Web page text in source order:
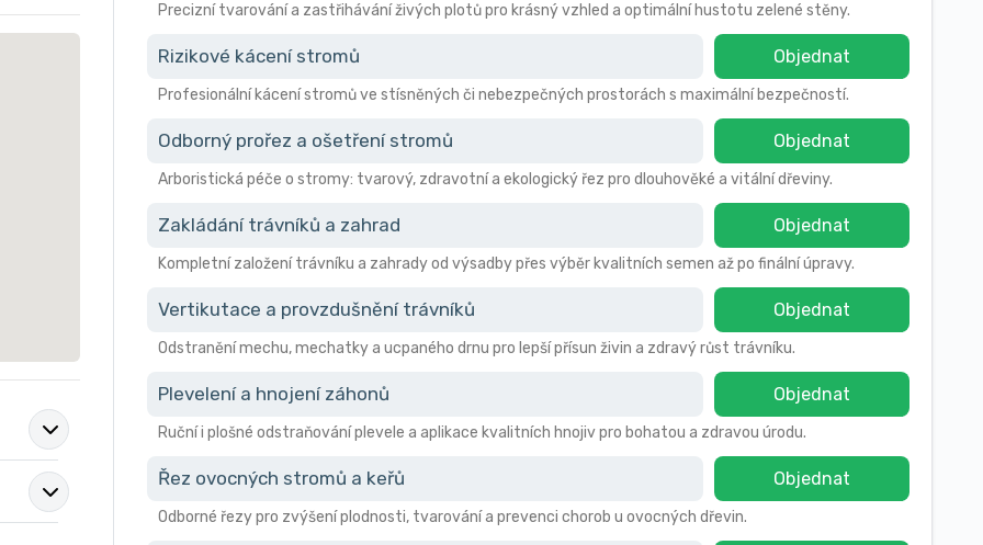
Precizní tvarování a zastřihávání živých plotů pro krásný vzhled a optimální hustotu zelené stěny.
Rizikové kácení stromů Objednat
Profesionální kácení stromů ve stísněných či nebezpečných prostorách s maximální bezpečností.
Odborný prořez a ošetření stromů Objednat
Arboristická péče o stromy: tvarový, zdravotní a ekologický řez pro dlouhověké a vitální dřeviny.
Zakládání trávníků a zahrad Objednat
Kompletní založení trávníku a zahrady od výsadby přes výběr kvalitních semen až po finální úpravy.
Vertikutace a provzdušnění trávníků Objednat
Odstranění mechu, mechatky a ucpaného drnu pro lepší přísun živin a zdravý růst trávníku.
Plevelení a hnojení záhonů Objednat
Ruční i plošné odstraňování plevele a aplikace kvalitních hnojiv pro bohatou a zdravou úrodu.
Řez ovocných stromů a keřů Objednat
Odborné řezy pro zvýšení plodnosti, tvarování a prevenci chorob u ovocných dřevin.